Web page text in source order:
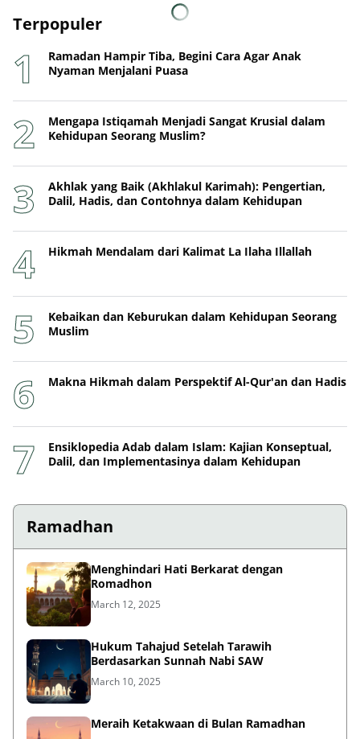
Terpopuler
Ramadan Hampir Tiba, Begini Cara Agar Anak
Nyaman Menjalani Puasa
Mengapa Istiqamah Menjadi Sangat Krusial dalam
Kehidupan Seorang Muslim?
Akhlak yang Baik (Akhlakul Karimah): Pengertian,
Dalil, Hadis, dan Contohnya dalam Kehidupan
Hikmah Mendalam dari Kalimat La Ilaha Illallah
Kebaikan dan Keburukan dalam Kehidupan Seorang
Muslim
Makna Hikmah dalam Perspektif Al-Qur'an dan Hadis
Ensiklopedia Adab dalam Islam: Kajian Konseptual,
Dalil, dan Implementasinya dalam Kehidupan
Ramadhan
Menghindari Hati Berkarat dengan
Romadhon
March 12, 2025
Hukum Tahajud Setelah Tarawih
Berdasarkan Sunnah Nabi SAW
March 10, 2025
Meraih Ketakwaan di Bulan Ramadhan